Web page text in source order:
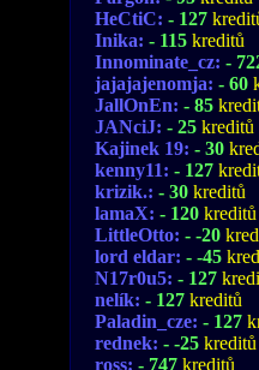
HeCtiC: - 127
Inika: - 115 kreditů
Innominate_cz: -
jajajajenomja: - 60
JallOnEn: - 85
JANciJ: - 25 kreditů
Kajinek 19: - 30
kenny11: - 127
krizik.: - 30 kreditů
lamaX: - 120 kreditů
LittleOtto: - -20
lord eldar: - -45
N17r0u5: - 127
nelík: - 127 kreditů
Paladin_cze: - 127
rednek: - -25 kreditů
ross: - 747 kreditů